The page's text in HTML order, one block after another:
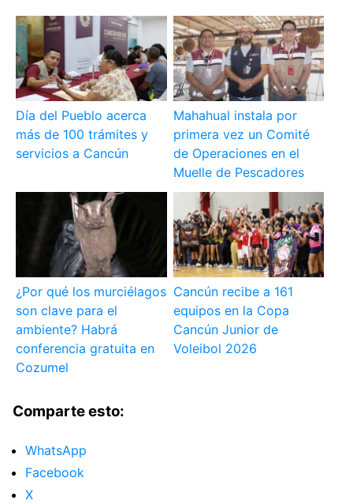
Día del Pueblo acerca
más de 100 trámites y
servicios a Cancún
Mahahual instala por
primera vez un Comité
de Operaciones en el
Muelle de Pescadores
¿Por qué los murciélagos
son clave para el
ambiente? Habrá
conferencia gratuita en
Cozumel
Cancún recibe a 161
equipos en la Copa
Cancún Junior de
Voleibol 2026
Comparte esto:
WhatsApp
Facebook
X